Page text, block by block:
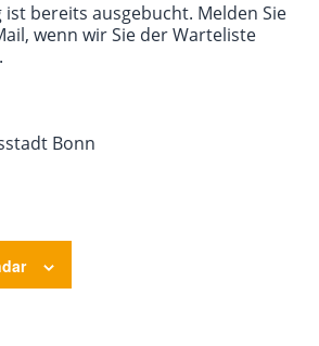
bereits ausgebucht. Melden Sie
wenn wir Sie der Warteliste
Bonn